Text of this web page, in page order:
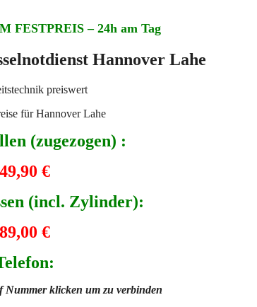
FESTPREIS – 24h am Tag
Hannover Lahe
preiswert
für Hannover Lahe
(zugezogen) :
49,90 €
(incl. Zylinder):
89,00 €
Nummer klicken um zu verbinden